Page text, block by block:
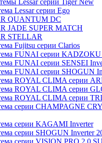
Lessar серии Tiger New
Lessar серии Ego
QUANTUM DC
SUPER MATCH
STELLAR
Fujitsu серии Clarios
FUNAI серии KADZOKU
FUNAI серии SENSEI
FUNAI серии SHOGUN
ROYAL CLIMA серии
ROYAL CLIMA серии
ROYAL CLIMA серии
серии CHAMPAGNE
серии KAGAMI Inverter
серии SHOGUN Inverter
серии VISION PRO 2.0